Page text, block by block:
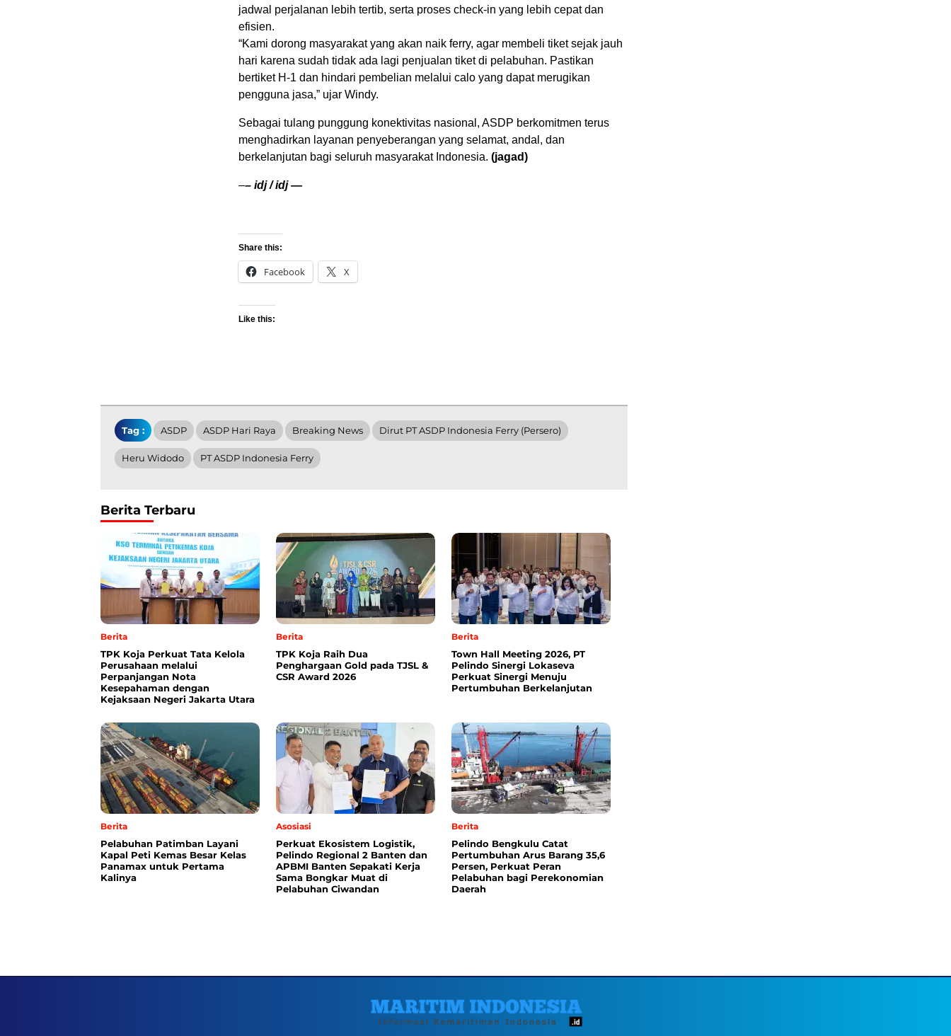
jadwal perjalanan lebih tertib, serta proses check-in yang lebih cepat dan
efisien.
“Kami dorong masyarakat yang akan naik ferry, agar membeli tiket sejak jauh
hari karena sudah tidak ada lagi penjualan tiket di pelabuhan. Pastikan
bertiket H-1 dan hindari pembelian melalui calo yang dapat merugikan
pengguna jasa,” ujar Windy.
Sebagai tulang punggung konektivitas nasional, ASDP berkomitmen terus
menghadirkan layanan penyeberangan yang selamat, andal, dan
berkelanjutan bagi seluruh masyarakat Indonesia. (jagad)
–– idj / idj —
Share this:
Facebook X
Like this:
Tag : ASDP ASDP Hari Raya Breaking News Dirut PT ASDP Indonesia Ferry (Persero)
Heru Widodo PT ASDP Indonesia Ferry
Berita Terbaru
Berita
TPK Koja Perkuat Tata Kelola
Perusahaan melalui
Perpanjangan Nota
Kesepahaman dengan
Kejaksaan Negeri Jakarta Utara
Berita
TPK Koja Raih Dua
Penghargaan Gold pada TJSL &
CSR Award 2026
Berita
Town Hall Meeting 2026, PT
Pelindo Sinergi Lokaseva
Perkuat Sinergi Menuju
Pertumbuhan Berkelanjutan
Berita
Pelabuhan Patimban Layani
Kapal Peti Kemas Besar Kelas
Panamax untuk Pertama
Kalinya
Asosiasi
Perkuat Ekosistem Logistik,
Pelindo Regional 2 Banten dan
APBMI Banten Sepakati Kerja
Sama Bongkar Muat di
Pelabuhan Ciwandan
Berita
Pelindo Bengkulu Catat
Pertumbuhan Arus Barang 35,6
Persen, Perkuat Peran
Pelabuhan bagi Perekonomian
Daerah